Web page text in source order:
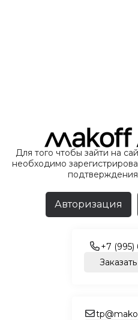
Для того чтобы зайти на
необходимо
Авторизация
+7